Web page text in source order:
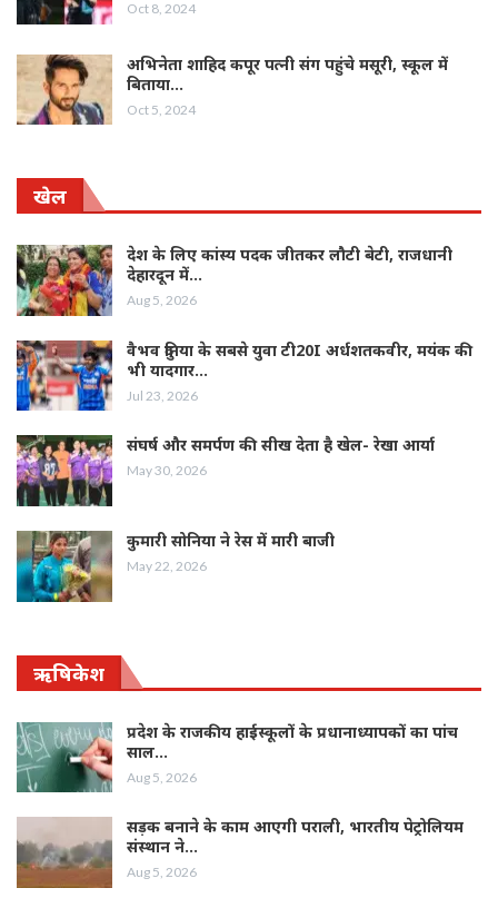
Oct 8, 2024
अभिनेता शाहिद कपूर पत्नी संग पहुंचे मसूरी, स्कूल में
बिताया…
Oct 5, 2024
खेल
देश के लिए कांस्य पदक जीतकर लौटी बेटी, राजधानी
देहारदून में…
Aug 5, 2026
वैभव दुनिया के सबसे युवा टी20I अर्धशतकवीर, मयंक की
भी यादगार…
Jul 23, 2026
संघर्ष और समर्पण की सीख देता है खेल- रेखा आर्या
May 30, 2026
कुमारी सोनिया ने रेस में मारी बाजी
May 22, 2026
ऋषिकेश
प्रदेश के राजकीय हाईस्कूलों के प्रधानाध्यापकों का पांच
साल…
Aug 5, 2026
सड़क बनाने के काम आएगी पराली, भारतीय पेट्रोलियम
संस्थान ने…
Aug 5, 2026